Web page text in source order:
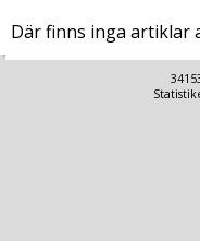
Där finns inga artiklar